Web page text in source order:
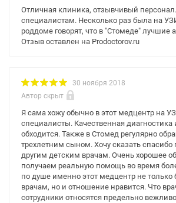
Отличная клиника, отзывчивый
специалистам. Несколько раз была на
роддоме говорят, что в "Стомеде" лучшие
Отзыв оставлен на Prodoctorov.ru
30 ноября 2018
Автор скрыт
Я сама хожу обычно в этот медцентр на
специалисты. Качественная диагностика
обходится. Также в Стомед регулярно
трехлетним сыном. Хочу сказать спасибо
другим детским врачам. Очень хорошее
получаем реальную помощь во время
по душе именно этот медцентр не только
врачам, но и отношение нравится. Что
сотрудники относятся предельно